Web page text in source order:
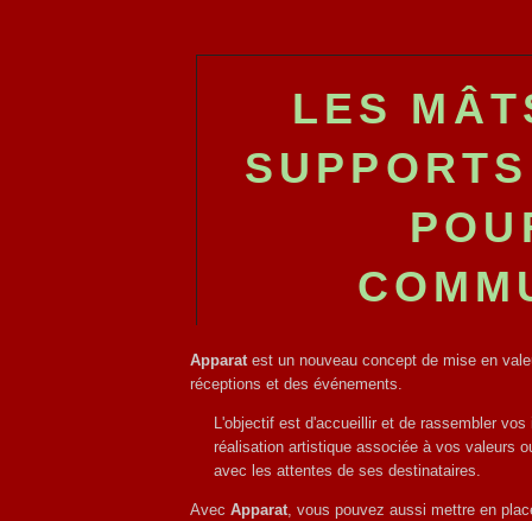
LES
Apparatest un nouveau concept de mise en
réceptions et des événements.
L'objectif est d'accueillir et de rassembler
réalisation artistique associée à vos valeurs
avec les attentes de ses destinataires.
Avec Apparat, vous pouvez aussi mettre en